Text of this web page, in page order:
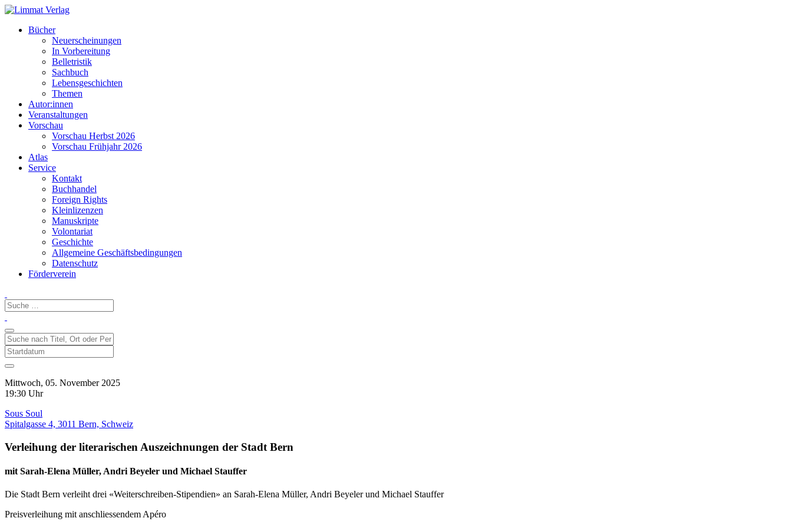
Bücher
Neuerscheinungen
In Vorbereitung
Belletristik
Sachbuch
Lebensgeschichten
Themen
Autor:innen
Veranstaltungen
Vorschau
Vorschau Herbst 2026
Vorschau Frühjahr 2026
Atlas
Service
Kontakt
Buchhandel
Foreign Rights
Kleinlizenzen
Manuskripte
Volontariat
Geschichte
Allgemeine Geschäftsbedingungen
Datenschutz
Förderverein
Mittwoch, 05. November 2025
19:30 Uhr
Sous Soul
Spitalgasse 4, 3011 Bern, Schweiz
Verleihung der literarischen Auszeichnungen der Stadt Bern
mit Sarah-Elena Müller, Andri Beyeler und Michael Stauffer
Die Stadt Bern verleiht drei «Weiterschreiben-Stipendien» an Sarah-Elena Müller, Andri Beyeler und Michael Stauffer
Preisverleihung mit anschliessendem Apéro